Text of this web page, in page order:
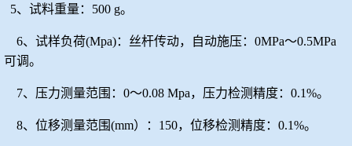
5、试料重量：500 g。
6、试样负荷(Mpa)：丝杆传动，自动施压：0MPa～0.5MPa
可调。
7、压力测量范围：0～0.08 Mpa，压力检测精度：0.1%。
8、位移测量范围(mm）：150，位移检测精度：0.1%。